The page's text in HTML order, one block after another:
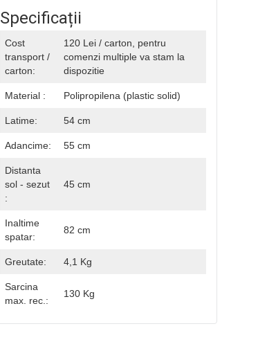
Specificații
Cost
transport /
carton:
120 Lei / carton, pentru
comenzi multiple va stam la
dispozitie
Material : Polipropilena (plastic solid)
Latime: 54 cm
Adancime: 55 cm
Distanta
sol - sezut
:
45 cm
Inaltime
spatar:
82 cm
Greutate: 4,1 Kg
Sarcina
max. rec.:
130 Kg